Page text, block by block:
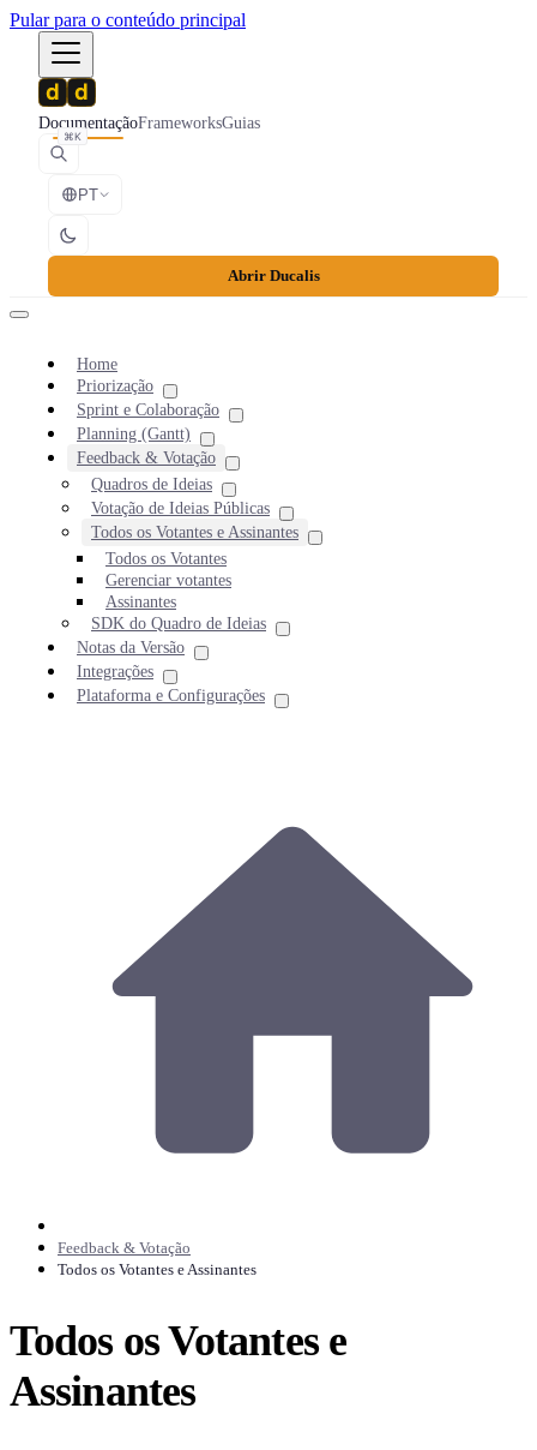
Pular para o conteúdo principal
DocumentaçãoFrameworksGuias
⌘K
PT
Abrir Ducalis
Home
Priorização
Sprint e Colaboração
Planning (Gantt)
Feedback & Votação
Quadros de Ideias
Votação de Ideias Públicas
Todos os Votantes e Assinantes
Todos os Votantes
Gerenciar votantes
Assinantes
SDK do Quadro de Ideias
Notas da Versão
Integrações
Plataforma e Configurações
Feedback & Votação
Todos os Votantes e Assinantes
Todos os Votantes e
Assinantes